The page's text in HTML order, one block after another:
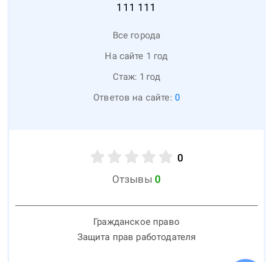
111 111
Все города
На сайте 1 год
Стаж: 1 год
Ответов на сайте: 0
0
Отзывы 0
Гражданское право
Защита прав работодателя